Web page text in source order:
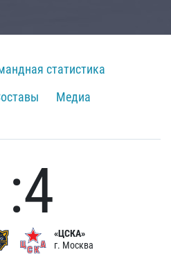
статистика
Медиа
«ЦСКА»
г. Москва